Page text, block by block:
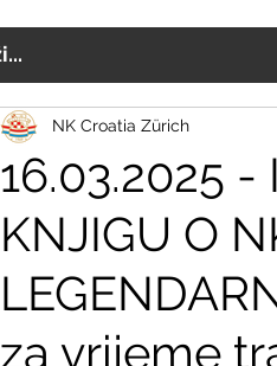
16.03.2025 -
KNJIGU O
za vrijeme
NK Croatia Zürich